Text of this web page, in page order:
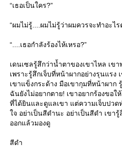
“เธอเป็นใคร?”
“ผมไม่รู้....ผมไม่รู้ว่าผมควรจะทำอะไ
“....เธอกำลังร้องไห้เหรอ?”
เดนเซลรู้สึกว่าน้ำตาของเขาไหล เข
เพราะรู้สึกเจ็บที่หน้าผากอย่างรุนแรง
เขาแข็งกระด้าง มือเขากุมที่หน้าผาก
ฉันยังไม่อยากตาย! เขาอยากร้องขอใ
ที่ได้ยินและดูแลเขา แต่ความเจ็บปวด
จ อย่าเป็นสีดำนะ อย่าเป็นสีดำ เขารู้
ออกแล้วมองดู
สีดำ